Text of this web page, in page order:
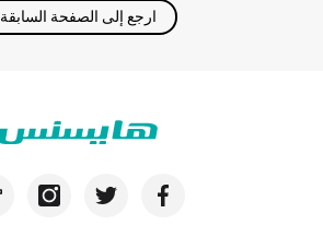
ارجع إلى الصفحة السابقة